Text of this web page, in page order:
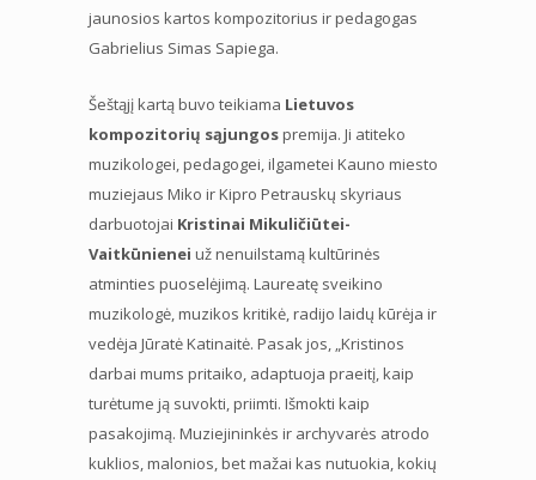
jaunosios kartos kompozitorius ir pedagogas
Gabrielius Simas Sapiega.
Šeštąjį kartą buvo teikiama Lietuvos
kompozitorių sąjungospremija. Ji atiteko
muzikologei, pedagogei, ilgametei Kauno miesto
muziejaus Miko ir Kipro Petrauskų skyriaus
darbuotojai Kristinai Mikuličiūtei-
Vaitkūnienei už nenuilstamą kultūrinės
atminties puoselėjimą. Laureatę sveikino
muzikologė, muzikos kritikė, radijo laidų kūrėja ir
vedėja Jūratė Katinaitė. Pasak jos, „Kristinos
darbai mums pritaiko, adaptuoja praeitį, kaip
turėtume ją suvokti, priimti. Išmokti kaip
pasakojimą. Muziejininkės ir archyvarės atrodo
kuklios, malonios, bet mažai kas nutuokia, kokių